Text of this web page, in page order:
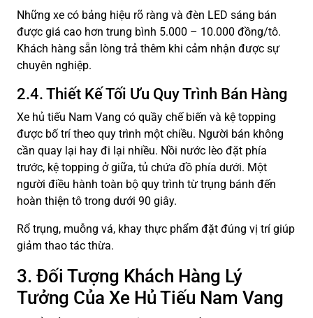
Những xe có bảng hiệu rõ ràng và đèn LED sáng bán
được giá cao hơn trung bình 5.000 – 10.000 đồng/tô.
Khách hàng sẵn lòng trả thêm khi cảm nhận được sự
chuyên nghiệp.
2.4. Thiết Kế Tối Ưu Quy Trình Bán Hàng
Xe hủ tiếu Nam Vang có quầy chế biến và kệ topping
được bố trí theo quy trình một chiều. Người bán không
cần quay lại hay đi lại nhiều. Nồi nước lèo đặt phía
trước, kệ topping ở giữa, tủ chứa đồ phía dưới. Một
người điều hành toàn bộ quy trình từ trụng bánh đến
hoàn thiện tô trong dưới 90 giây.
Rổ trụng, muỗng vá, khay thực phẩm đặt đúng vị trí giúp
giảm thao tác thừa.
3. Đối Tượng Khách Hàng Lý
Tưởng Của Xe Hủ Tiếu Nam Vang